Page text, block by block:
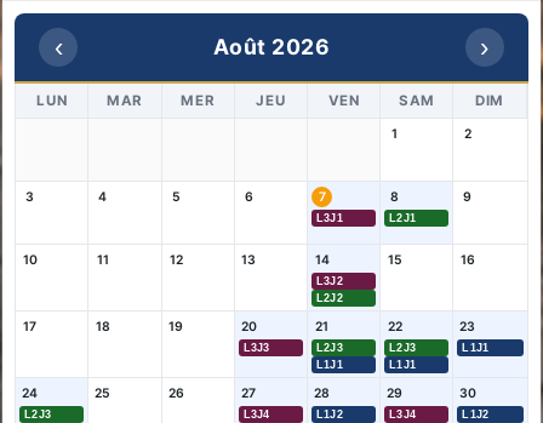
‹ Août 2026 ›
LUN MAR MER JEU VEN SAM DIM
1 2
3 4 5 6 7
L3J1
8
L2J1
9
10 11 12 13 14
L3J2
L2J2
15 16
17 18 19 20
L3J3
21
L2J3
L1J1
22
L2J3
L1J1
23
L1J1
24
L2J3
25 26 27
L3J4
28
L1J2
29
L3J4
30
L1J2